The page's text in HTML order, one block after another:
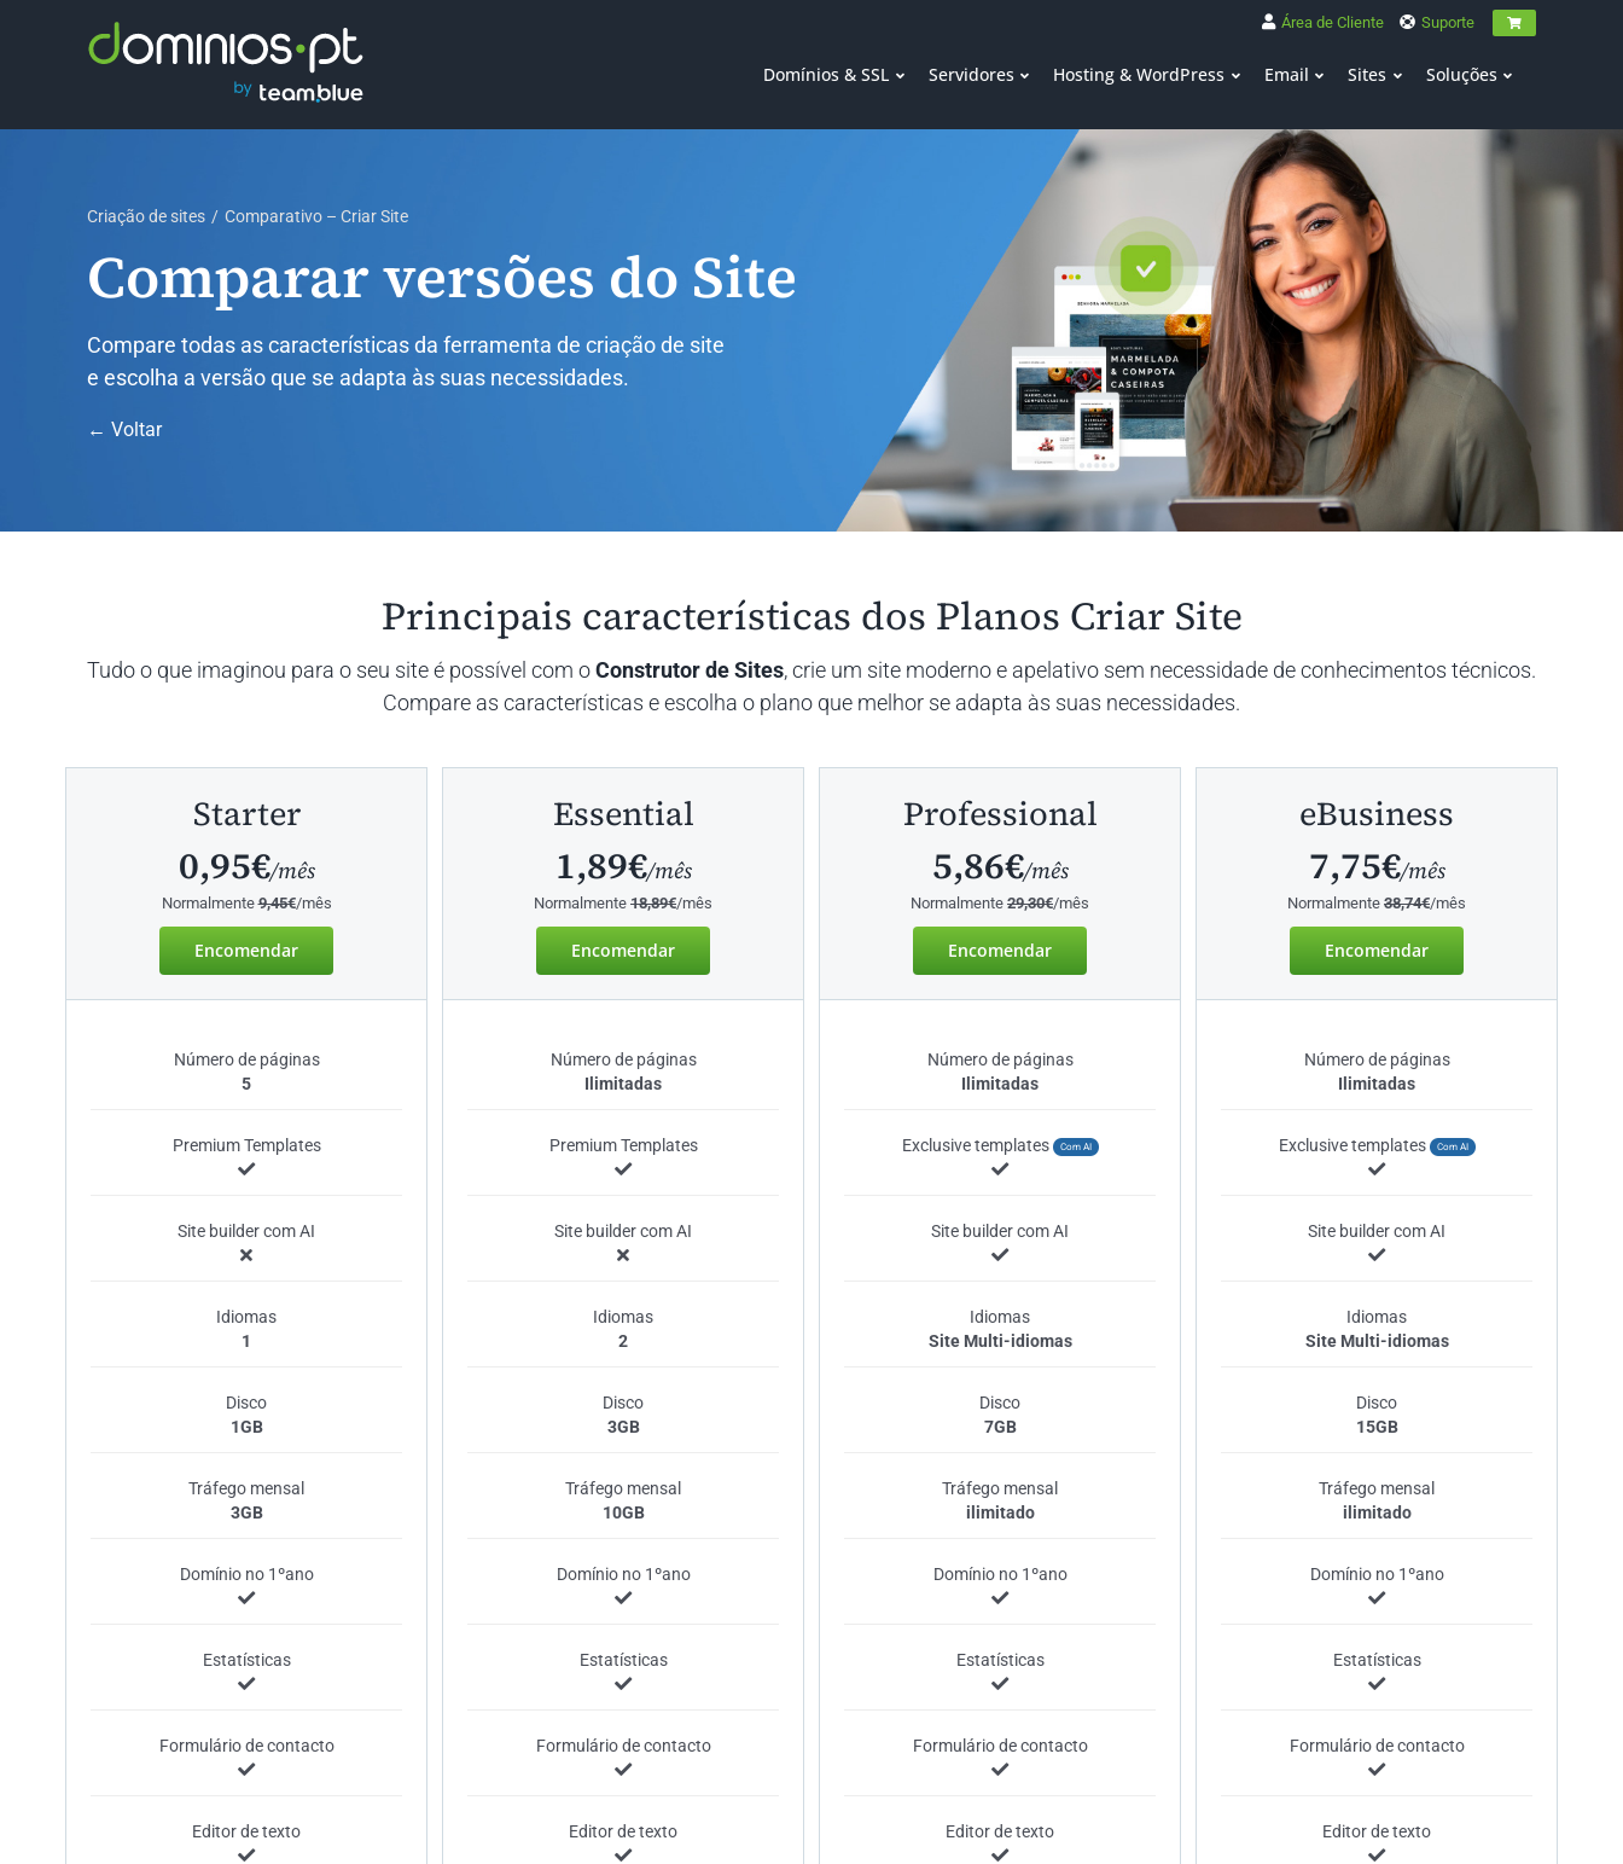
Área de Cliente Suporte
Domínios & SSL Servidores Hosting & WordPress Email Sites Soluções
Criação de sites Comparativo – Criar Site
Comparar versões do Site
Compare todas as características da ferramenta de criação de site
e escolha a versão que se adapta às suas necessidades.
← Voltar
Principais características dos Planos Criar Site
Tudo o que imaginou para o seu site é possível com oConstrutor de Sites, crie um site moderno e apelativo sem necessidade de conhecimentos técnicos.
Compare as características e escolha o plano que melhor se adapta às suas necessidades.
Starter
0,95€/mês
Normalmente9,45€/mês
Encomendar
Essential
1,89€/mês
Normalmente 18,89€/mês
Encomendar
Professional
5,86€/mês
Normalmente 29,30€/mês
Encomendar
eBusiness
7,75€/mês
Normalmente 38,74€/mês
Encomendar
Número de páginas
5
Premium Templates
Site builder com AI
Idiomas
1
Disco
1GB
Tráfego mensal
3GB
Domínio no 1ºano
Estatísticas
Formulário de contacto
Editor de texto
Número de páginas
Ilimitadas
Premium Templates
Site builder com AI
Idiomas
2
Disco
3GB
Tráfego mensal
10GB
Domínio no 1ºano
Estatísticas
Formulário de contacto
Editor de texto
Número de páginas
Ilimitadas
Exclusive templates Com AI
Site builder com AI
Idiomas
Site Multi-idiomas
Disco
7GB
Tráfego mensal
ilimitado
Domínio no 1ºano
Estatísticas
Formulário de contacto
Editor de texto
Número de páginas
Ilimitadas
Exclusive templates Com AI
Site builder com AI
Idiomas
Site Multi-idiomas
Disco
15GB
Tráfego mensal
ilimitado
Domínio no 1ºano
Estatísticas
Formulário de contacto
Editor de texto